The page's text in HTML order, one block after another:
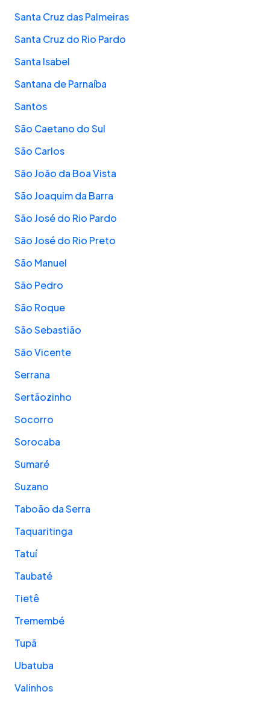
Santa Cruz das Palmeiras
Santa Cruz do Rio Pardo
Santa Isabel
Santana de Parnaíba
Santos
São Caetano do Sul
São Carlos
São João da Boa Vista
São Joaquim da Barra
São José do Rio Pardo
São José do Rio Preto
São Manuel
São Pedro
São Roque
São Sebastião
São Vicente
Serrana
Sertãozinho
Socorro
Sorocaba
Sumaré
Suzano
Taboão da Serra
Taquaritinga
Tatuí
Taubaté
Tietê
Tremembé
Tupã
Ubatuba
Valinhos